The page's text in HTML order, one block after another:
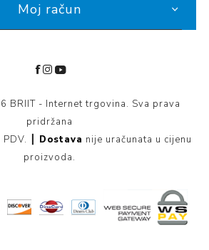
Moj račun
BRIIT - Internet trgovina. Sva prava
pridržana
┃ Dostava nije uračunata u cijenu
proizvoda.